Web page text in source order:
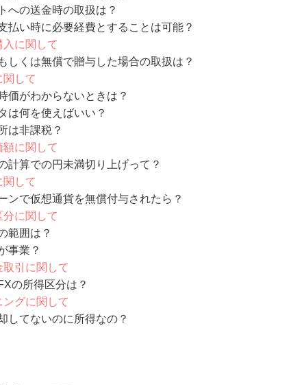
への送金時の取扱は？
払い時に必要経費とすることは可能？
入に関して
しくは無償で贈与した場合の取扱は？
関して
価がわからないときは？
は何を使えばいい？
は非課税？
額に関して
計算での円未満切り上げって？
関して
ンで仮想通貨を無償付与されたら？
分に関して
範囲は？
事業？
取引に関して
の所得区分は？
ングに関して
してないのに所得なの？